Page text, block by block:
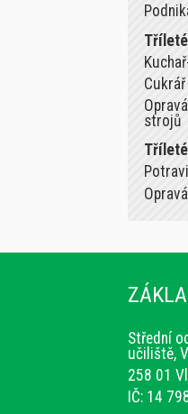
Cukrář
strojů
Střední
učiliště,
258 01
IČ: 14